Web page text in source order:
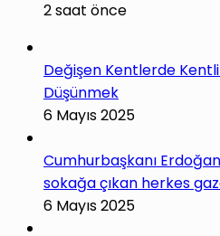
2 saat önce
Değişen Kentlerde Kentli
Düşünmek
6 Mayıs 2025
Cumhurbaşkanı
sokağa çıkan herkes
6 Mayıs 2025